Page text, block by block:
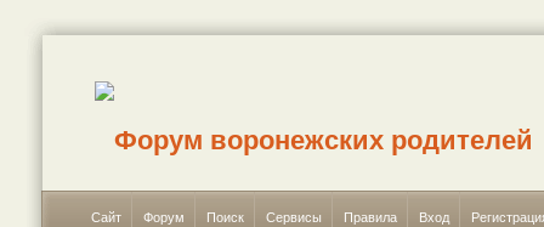
Сайт Форум Поиск Сервисы Правила Вход